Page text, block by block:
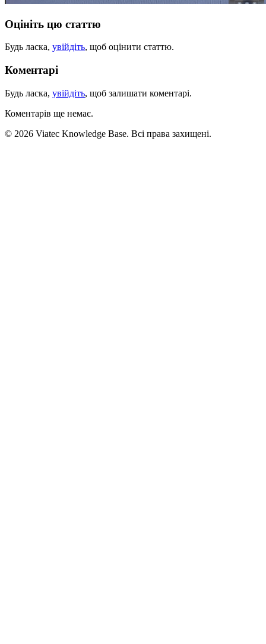
Оцініть цю статтю
Будь ласка, увійдіть, щоб оцінити статтю.
Коментарі
Будь ласка, увійдіть, щоб залишати коментарі.
Коментарів ще немає.
© 2026 Viatec Knowledge Base. Всі права захищені.